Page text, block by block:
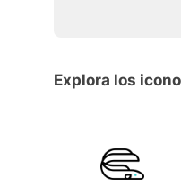
Explora los